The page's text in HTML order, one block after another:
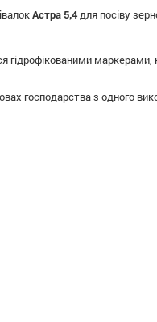
Астра 5,4для посіву
гідрофікованими маркерами,
господарства з одного